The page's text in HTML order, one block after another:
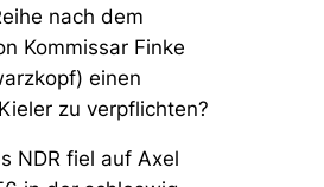
nach dem
Kommissar Finke
einen
zu verpflichten?
NDR fiel auf Axel